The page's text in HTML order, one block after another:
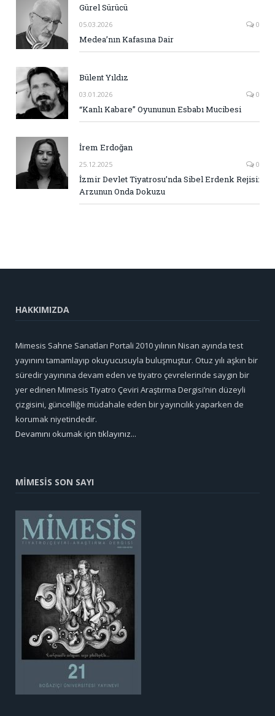
Gürel Sürücü
05.03.2026 0
Medea’nın Kafasına Dair
Bülent Yıldız
03.01.2026 0
“Kanlı Kabare” Oyununun Esbabı Mucibesi
İrem Erdoğan
25.12.2025 0
İzmir Devlet Tiyatrosu’nda Sibel Erdenk Rejisi:
Arzunun Onda Dokuzu
HAKKIMIZDA
Mimesis Sahne Sanatları Portali 2010 yılının Nisan ayında test
yayınını tamamlayıp okuyucusuyla buluşmuştur. Otuz yılı aşkın bir
süredir yayınına devam eden ve tiyatro çevrelerinde saygın bir
yer edinen Mimesis Tiyatro Çeviri Araştırma Dergisi’nin düzeyli
çizgisini, güncelliğe müdahale eden bir yayıncılık yaparken de
korumak niyetindedir.
Devamını okumak için tıklayınız...
MİMESİS SON SAYI